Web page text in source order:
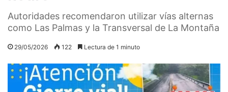
Autoridades recomendaron utilizar vías alternas
como Las Palmas y la Transversal de La Montaña
29/05/2026 122 Lectura de 1 minuto